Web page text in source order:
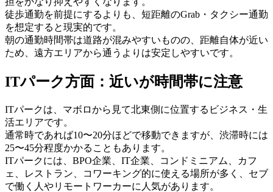
徒歩通勤を前提にするよりも、短距離のGrab・タクシー通勤
を想定すると現実的です。
朝の通勤時間帯は道路が混みやすいものの、距離自体が近い
ため、遠方エリアから通うよりは安定しやすいです。
ITパーク方面：近いが時間帯に注意
ITパークは、マボロから見て北東側に位置するビジネス・生
活エリアです。
通常時であれば10〜20分ほどで移動できますが、渋滞時には
25〜45分程度かかることもあります。
ITパークには、BPO企業、IT企業、コンドミニアム、カフ
ェ、レストラン、コワーキング的に使える場所が多く、セブ
で働く人やリモートワーカーに人気があります。